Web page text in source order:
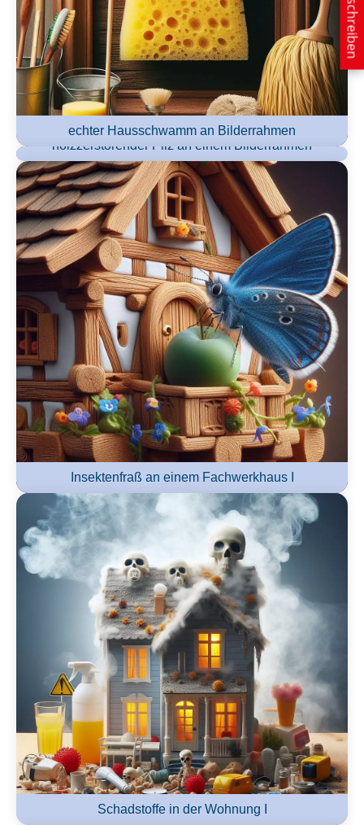
echter Hausschwamm an Bilderrahmen
holzzerstörender Pilz an einem Bilderrahmen
Insektenfraß an einem Fachwerkhaus I
Schadstoffe in der Wohnung I